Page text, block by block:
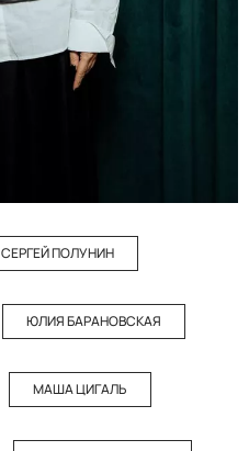
СЕРГЕЙ ПОЛУНИН
ЮЛИЯ БАРАНОВСКАЯ
МАША ЦИГАЛЬ